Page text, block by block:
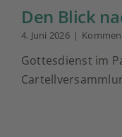
Den Blick
4. Juni 2026 |
Gottesdienst im